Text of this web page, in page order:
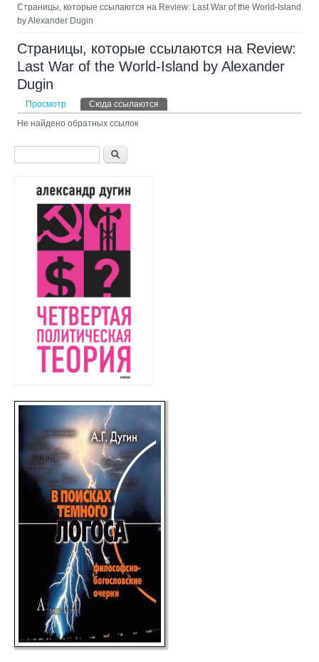
Страницы, которые ссылаются на Review: Last War of the World-Island
by Alexander Dugin
Страницы, которые ссылаются на Review:
Last War of the World-Island by Alexander
Dugin
Главные вкладки
Просмотр Сюда ссылаются
Не найдено обратных ссылок
Форма поиска